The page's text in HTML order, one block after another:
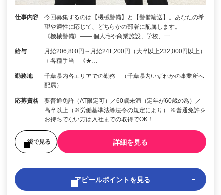
仕事内容
今回募集するのは【機械警備】と【警備輸送】。あなたの希
望や適性に応じて、どちらかの部署に配属します。 ――
《機械警備》―― 個人宅や商業施設、学校、一…
給与
月給206,800円～月給241,200円（大卒以上232,000円以上）
＋各種手当 《★…
勤務地
千葉県内各エリアでの勤務 （千葉県内いずれかの事業所へ
配属）
応募資格
要普通免許（AT限定可）／60歳未満（定年が60歳の為）／
高卒以上（※労働基準法等法令の規定により） ※普通免許を
お持ちでない方は入社までの取得でOK！
後で見る 詳細を見る
アピールポイントを見る